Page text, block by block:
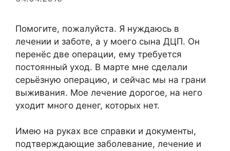
Помогите, пожалуйста. Я нуждаюсь в
лечении и заботе, а у моего сына ДЦП. Он
перенёс две операции, ему требуется
постоянный уход. В марте мне сделали
серьёзную операцию, и сейчас мы на грани
выживания. Мое лечение дорогое, на него
уходит много денег, которых нет.
Имею на руках все справки и документы,
подтверждающие заболевание, лечение и